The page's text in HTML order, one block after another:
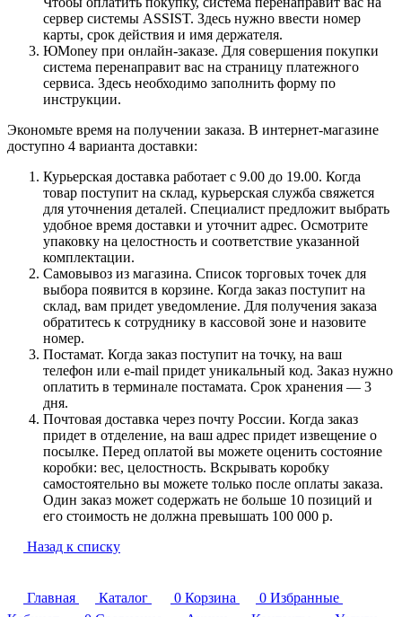
сервер системы ASSIST. Здесь нужно ввести номер
карты, срок действия и имя держателя.
ЮMoney при онлайн-заказе. Для совершения покупки
система перенаправит вас на страницу платежного
сервиса. Здесь необходимо заполнить форму по
инструкции.
Экономьте время на получении заказа. В интернет-магазине
доступно 4 варианта доставки:
Курьерская доставка работает с 9.00 до 19.00. Когда
товар поступит на склад, курьерская служба свяжется
для уточнения деталей. Специалист предложит выбрать
удобное время доставки и уточнит адрес. Осмотрите
упаковку на целостность и соответствие указанной
комплектации.
Самовывоз из магазина. Список торговых точек для
выбора появится в корзине. Когда заказ поступит на
склад, вам придет уведомление. Для получения заказа
обратитесь к сотруднику в кассовой зоне и назовите
номер.
Постамат. Когда заказ поступит на точку, на ваш
телефон или e-mail придет уникальный код. Заказ нужно
оплатить в терминале постамата. Срок хранения — 3
дня.
Почтовая доставка через почту России. Когда заказ
придет в отделение, на ваш адрес придет извещение о
посылке. Перед оплатой вы можете оценить состояние
коробки: вес, целостность. Вскрывать коробку
самостоятельно вы можете только после оплаты заказа.
Один заказ может содержать не больше 10 позиций и
его стоимость не должна превышать 100 000 р.
Назад к списку
Главная Каталог 0 Корзина 0 Избранные